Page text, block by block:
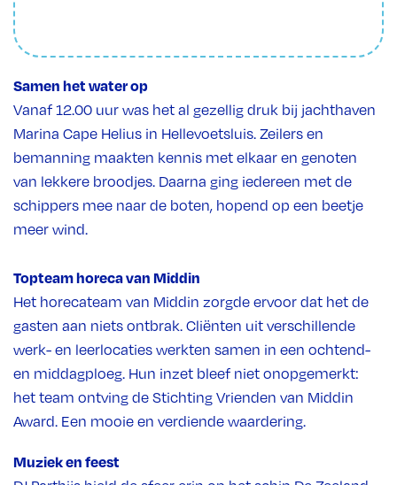
Samen het water op
Vanaf 12.00 uur was het al gezellig druk bij jachthaven
Marina Cape Helius in Hellevoetsluis. Zeilers en
bemanning maakten kennis met elkaar en genoten
van lekkere broodjes. Daarna ging iedereen met de
schippers mee naar de boten, hopend op een beetje
meer wind.
Topteam horeca van Middin
Het horecateam van Middin zorgde ervoor dat het de
gasten aan niets ontbrak. Cliënten uit verschillende
werk- en leerlocaties werkten samen in een ochtend-
en middagploeg. Hun inzet bleef niet onopgemerkt:
het team ontving de Stichting Vrienden van Middin
Award. Een mooie en verdiende waardering.
Muziek en feest